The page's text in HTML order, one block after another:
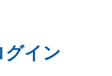
グイン